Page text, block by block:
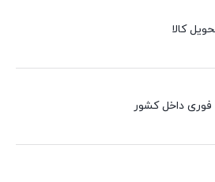
کالا
فوری داخل کشور